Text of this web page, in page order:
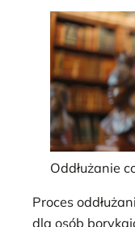
Oddłużanie
Proces
dla osób